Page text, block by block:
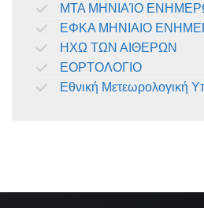
ΜΤΑ ΜΗΝΙΑΊΟ
ΕΦΚΑ ΜΗΝΙΑΙΟ
ΗΧΩ ΤΩΝ ΑΙΘΕΡΩΝ
ΕΟΡΤΟΛΟΓΙΟ
Εθνική Μετεωρολογική